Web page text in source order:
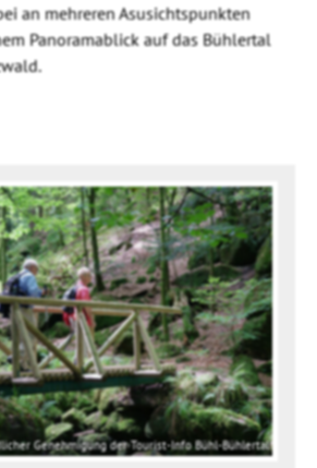
an mehreren Asusichtspunkten
Panoramablick auf das Bühlertal
Genehmigung der Tourist-Info Bühl-Bühlertal